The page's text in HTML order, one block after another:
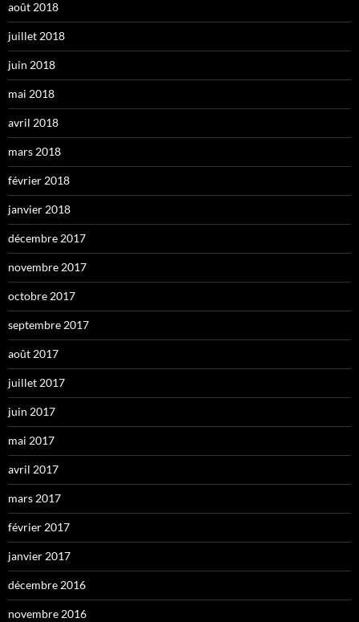
août 2018
juillet 2018
juin 2018
mai 2018
avril 2018
mars 2018
février 2018
janvier 2018
décembre 2017
novembre 2017
octobre 2017
septembre 2017
août 2017
juillet 2017
juin 2017
mai 2017
avril 2017
mars 2017
février 2017
janvier 2017
décembre 2016
novembre 2016